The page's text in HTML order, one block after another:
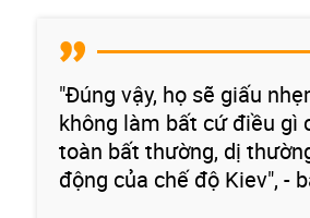
"Đúng vậy, họ sẽ giấu
không làm bất cứ điều gì
toàn bất thường, dị
động của chế độ Kiev", -